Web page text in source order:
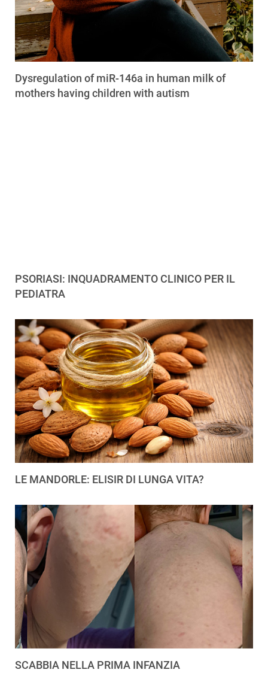
Dysregulation of miR-146a in human milk of
mothers having children with autism
PSORIASI: INQUADRAMENTO CLINICO PER IL
PEDIATRA
LE MANDORLE: ELISIR DI LUNGA VITA?
SCABBIA NELLA PRIMA INFANZIA